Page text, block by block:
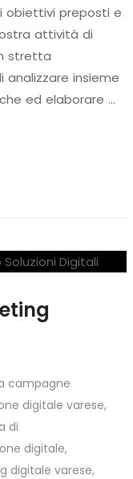
obiettivi preposti e
attività di
stretta
analizzare insieme
ed elaborare …
campagne
digitale varese,
di
digitale,
digitale varese,